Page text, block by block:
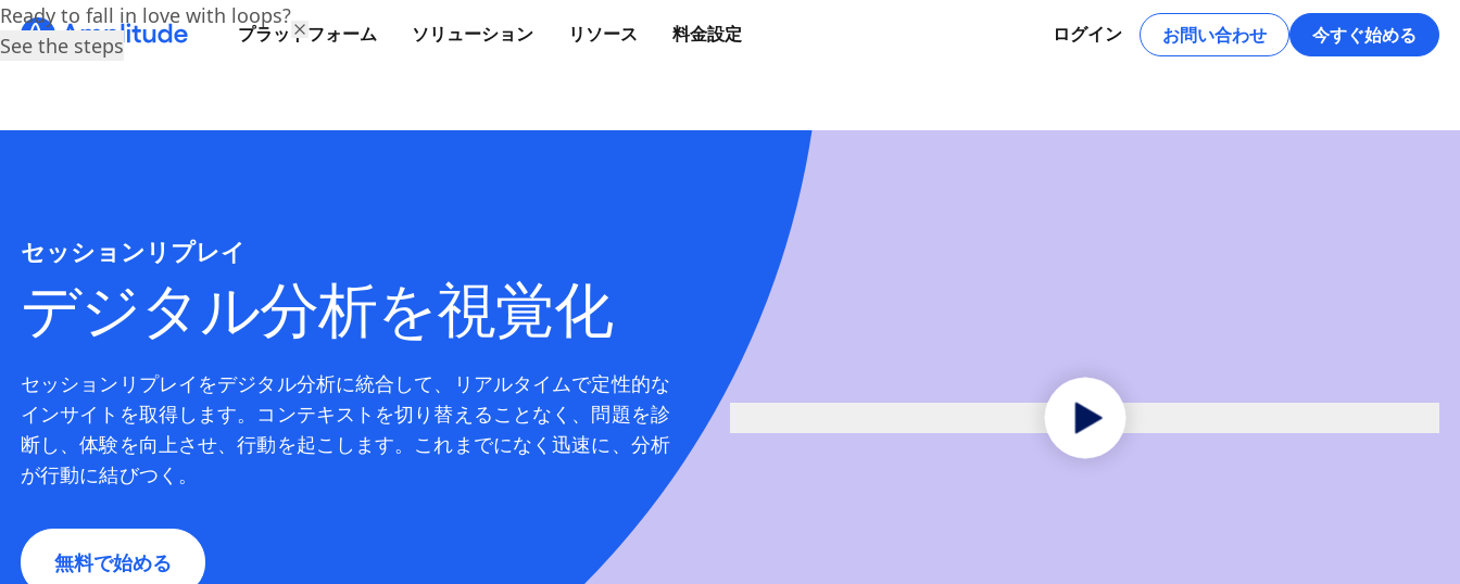
プラットフォーム ソリューション リソース 料金設定 ログイン お問い合わせ 今すぐ始める
セッションリプレイ
デジタル分析を視覚化
セッションリプレイをデジタル分析に統合して、リアルタイムで定性的な
インサイトを取得します。コンテキストを切り替えることなく、問題を診
断し、体験を向上させ、行動を起こします。これまでになく迅速に、分析
が行動に結びつく。
無料で始める
Ready to fall in love with loops?
See the steps